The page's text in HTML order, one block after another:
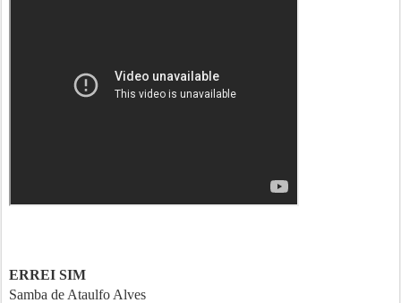
ERREI SIM
Samba de Ataulfo Alves